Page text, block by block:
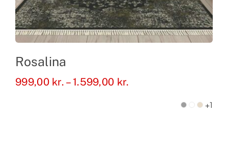
Rosalina
999,00 kr. – 1.599,00 kr.
+1